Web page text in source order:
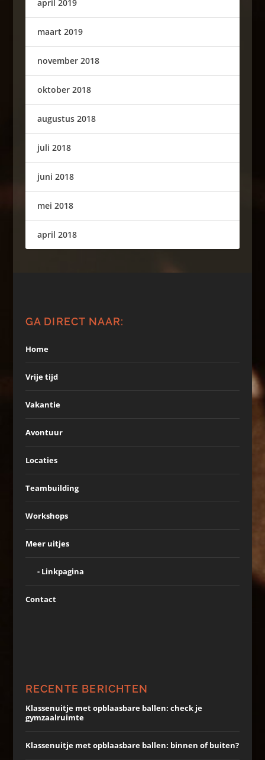
april 2019
maart 2019
november 2018
oktober 2018
augustus 2018
juli 2018
juni 2018
mei 2018
april 2018
GA DIRECT NAAR:
Home
Vrije tijd
Vakantie
Avontuur
Locaties
Teambuilding
Workshops
Meer uitjes
Linkpagina
Contact
RECENTE BERICHTEN
Klassenuitje met opblaasbare ballen: check je
gymzaalruimte
Klassenuitje met opblaasbare ballen: binnen of buiten?